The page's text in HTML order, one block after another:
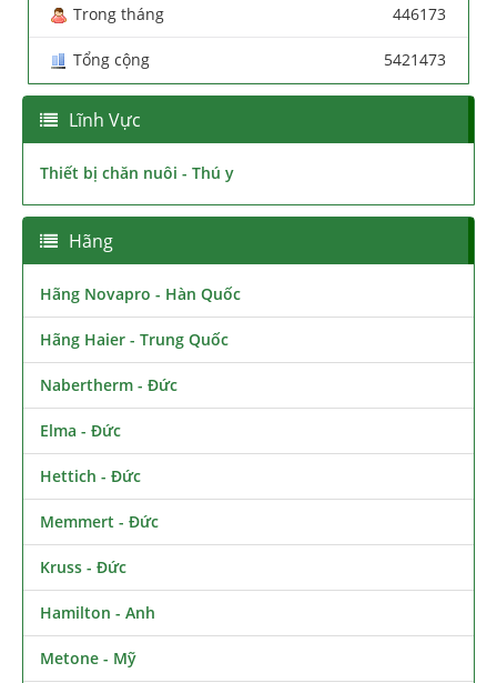
Trong tháng 446173
Tổng cộng 5421473
Lĩnh Vực
Thiết bị chăn nuôi - Thú y
Hãng
Hãng Novapro - Hàn Quốc
Hãng Haier - Trung Quốc
Nabertherm - Đức
Elma - Đức
Hettich - Đức
Memmert - Đức
Kruss - Đức
Hamilton - Anh
Metone - Mỹ